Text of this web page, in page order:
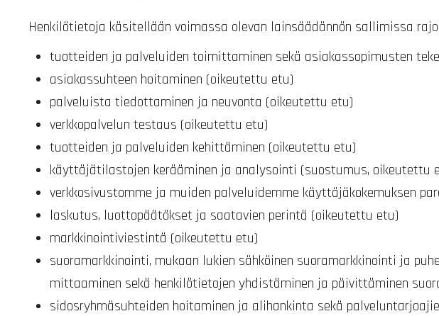
Henkilötietoja käsitellään voimassa olevan lainsäädännön sallimissa
tuotteiden ja palveluiden toimittaminen sekä asiakassopimusten
asiakassuhteen hoitaminen (oikeutettu etu)
palveluista tiedottaminen ja neuvonta (oikeutettu etu)
verkkopalvelun testaus (oikeutettu etu)
tuotteiden ja palveluiden kehittäminen (oikeutettu etu)
käyttäjätilastojen kerääminen ja analysointi (suostumus, oikeutettu
verkkosivustomme ja muiden palveluidemme käyttäjäkokemuksen
laskutus, luottopäätökset ja saatavien perintä (oikeutettu etu)
markkinointiviestintä (oikeutettu etu)
suoramarkkinointi, mukaan lukien sähköinen suoramarkkinointi ja
mittaaminen sekä henkilötietojen yhdistäminen ja päivittäminen
sidosryhmäsuhteiden hoitaminen ja alihankinta sekä